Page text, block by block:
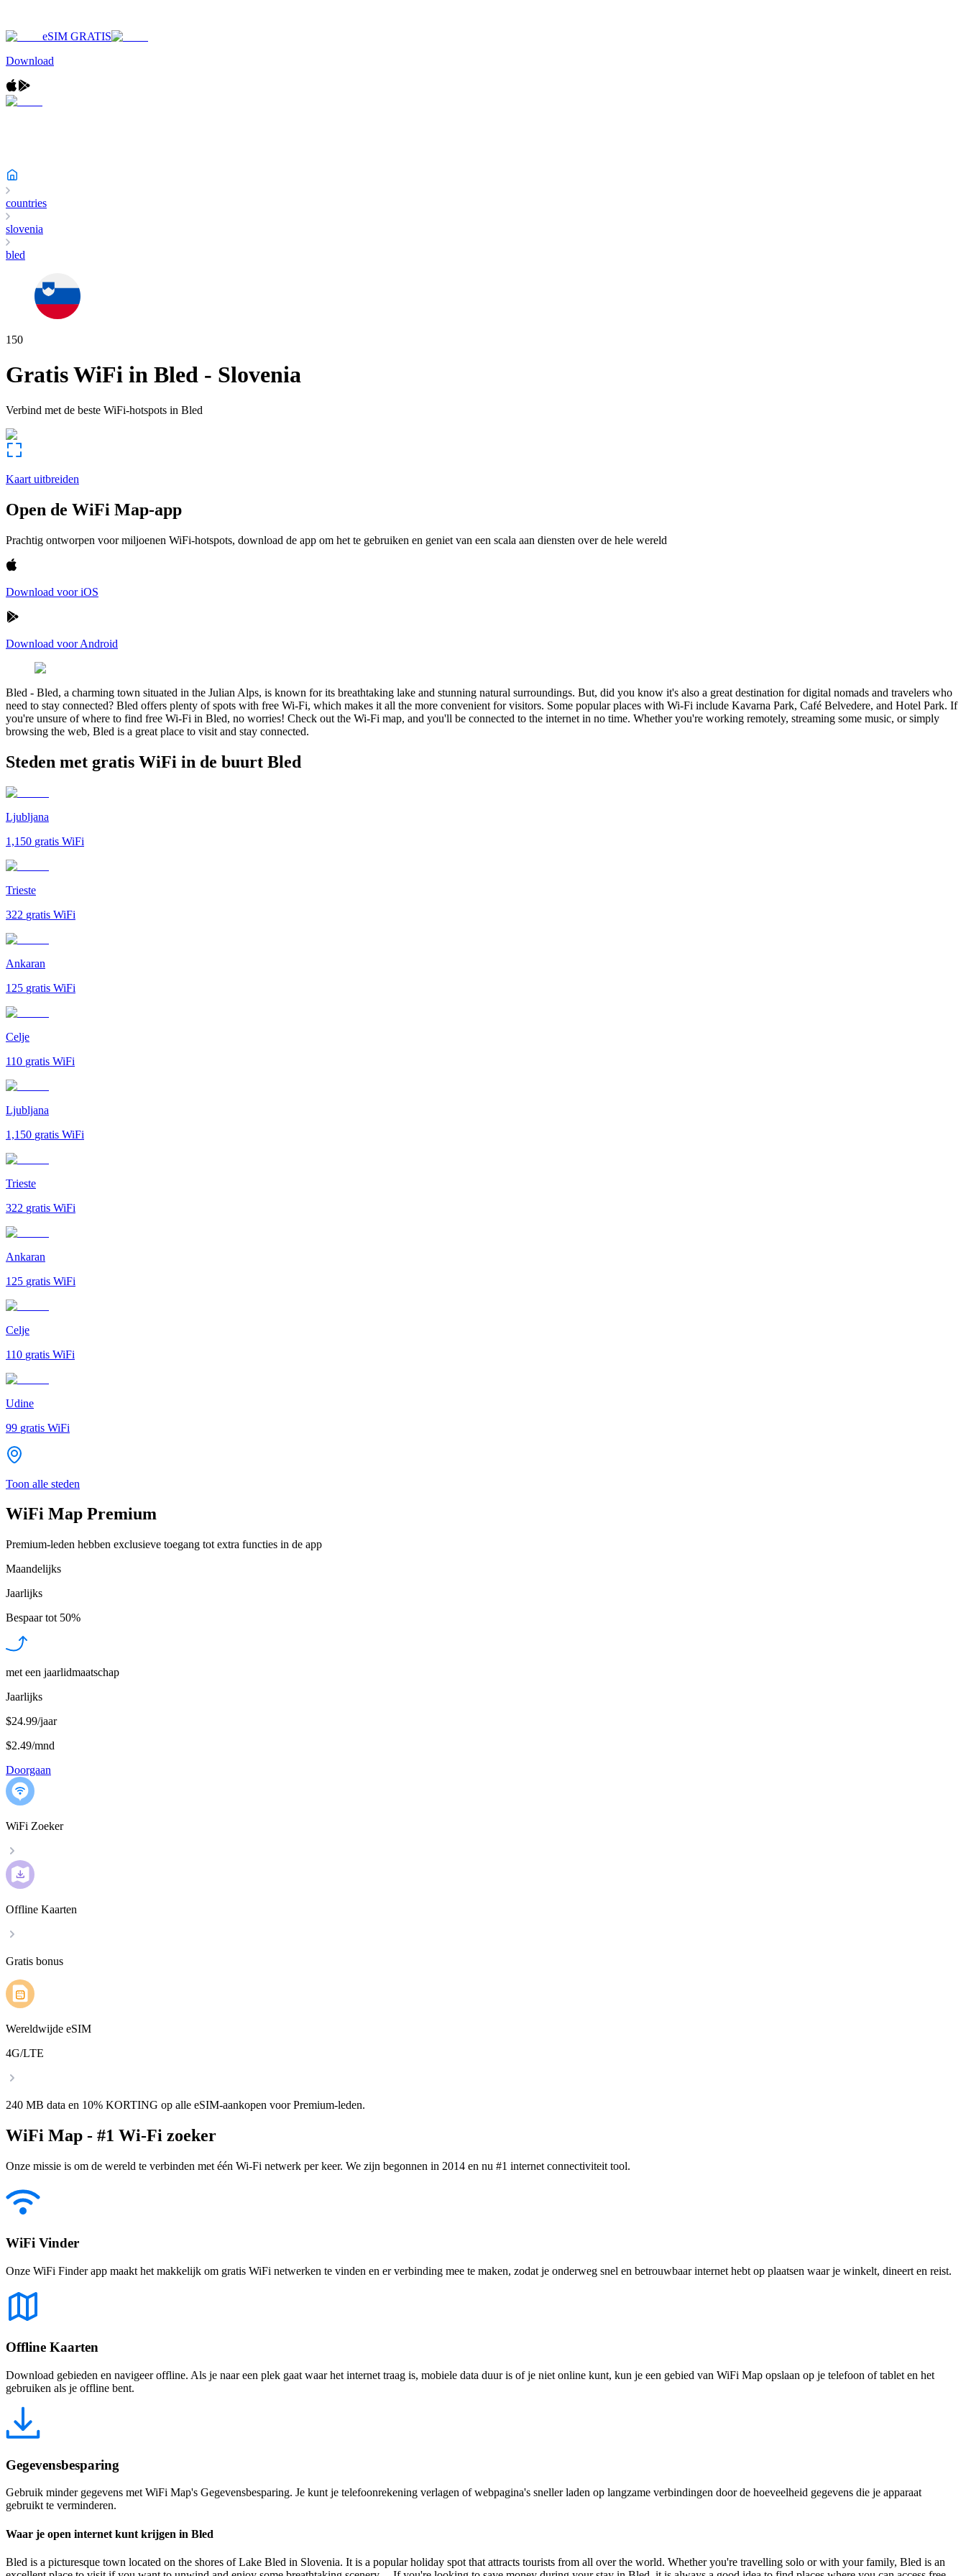
eSIM GRATIS
Download
countries
slovenia
bled
150
Gratis WiFi in Bled - Slovenia
Verbind met de beste WiFi-hotspots in Bled
Kaart uitbreiden
Open de WiFi Map-app
Prachtig ontworpen voor miljoenen WiFi-hotspots, download de app om het te gebruiken en geniet van een scala aan diensten over de hele wereld
Download voor iOS
Download voor Android
Bled - Bled, a charming town situated in the Julian Alps, is known for its breathtaking lake and stunning natural surroundings. But, did you know it's also a great destination for digital nomads and travelers who
need to stay connected? Bled offers plenty of spots with free Wi-Fi, which makes it all the more convenient for visitors. Some popular places with Wi-Fi include Kavarna Park, Café Belvedere, and Hotel Park. If
you're unsure of where to find free Wi-Fi in Bled, no worries! Check out the Wi-Fi map, and you'll be connected to the internet in no time. Whether you're working remotely, streaming some music, or simply
browsing the web, Bled is a great place to visit and stay connected.
Steden met gratis WiFi in de buurt Bled
Ljubljana
1,150 gratis WiFi
Trieste
322 gratis WiFi
Ankaran
125 gratis WiFi
Celje
110 gratis WiFi
Ljubljana
1,150 gratis WiFi
Trieste
322 gratis WiFi
Ankaran
125 gratis WiFi
Celje
110 gratis WiFi
Udine
99 gratis WiFi
Toon alle steden
WiFi Map Premium
Premium-leden hebben exclusieve toegang tot extra functies in de app
Maandelijks
Jaarlijks
Bespaar tot 50%
met een jaarlidmaatschap
Jaarlijks
$24.99/jaar
$2.49/mnd
Doorgaan
WiFi Zoeker
Offline Kaarten
Gratis bonus
Wereldwijde eSIM
4G/LTE
240 MB data en 10% KORTING op alle eSIM-aankopen voor Premium-leden.
WiFi Map - #1 Wi-Fi zoeker
Onze missie is om de wereld te verbinden met één Wi-Fi netwerk per keer. We zijn begonnen in 2014 en nu #1 internet connectiviteit tool.
WiFi Vinder
Onze WiFi Finder app maakt het makkelijk om gratis WiFi netwerken te vinden en er verbinding mee te maken, zodat je onderweg snel en betrouwbaar internet hebt op plaatsen waar je winkelt, dineert en reist.
Offline Kaarten
Download gebieden en navigeer offline. Als je naar een plek gaat waar het internet traag is, mobiele data duur is of je niet online kunt, kun je een gebied van WiFi Map opslaan op je telefoon of tablet en het
gebruiken als je offline bent.
Gegevensbesparing
Gebruik minder gegevens met WiFi Map's Gegevensbesparing. Je kunt je telefoonrekening verlagen of webpagina's sneller laden op langzame verbindingen door de hoeveelheid gegevens die je apparaat
gebruikt te verminderen.
Waar je open internet kunt krijgen in Bled
Bled is a picturesque town located on the shores of Lake Bled in Slovenia. It is a popular holiday spot that attracts tourists from all over the world. Whether you're travelling solo or with your family, Bled is an